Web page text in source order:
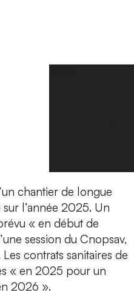
chantier de longue
sur l’année 2025. Un
« en début de
session du Cnopsav,
contrats sanitaires de
« en 2025 pour un
2026 ».